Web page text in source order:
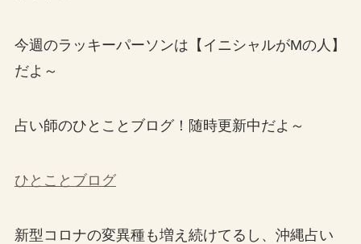
今週のラッキーパーソンは【イニシャルがMの人】
だよ～
占い師のひとことブログ！随時更新中だよ～
ひとことブログ
新型コロナの変異種も増え続けてるし、沖縄占い